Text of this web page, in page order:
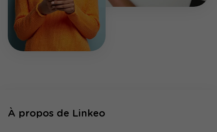
À propos de Linkeo